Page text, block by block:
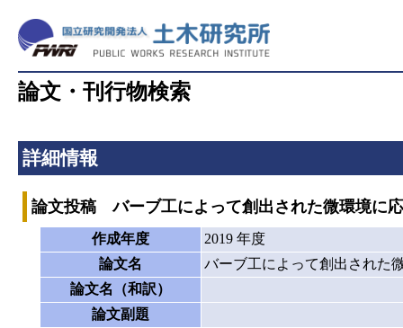
論文・刊行物検索
詳細情報
論文投稿 バーブ工によって創出された微環境に
作成年度
2019 年度
論文名
バーブ工によって創出された
論文名（和訳）
論文副題